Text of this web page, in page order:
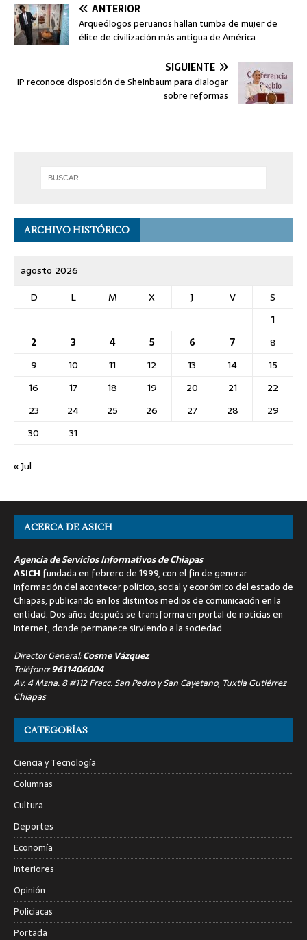
ANTERIOR
Arqueólogos peruanos hallan tumba de mujer de
élite de civilización más antigua de América
SIGUIENTE
IP reconoce disposición de Sheinbaum para dialogar
sobre reformas
ARCHIVO HISTÓRICO
agosto 2026
D
L M X J V
S
1
2
3 4 5 6 7
8
9
10 11 12 13 14
15
16
17 18 19 20 21
22
23
24 25 26 27 28
29
30
31
« Jul
ACERCA DE ASICH
Agencia de Servicios Informativos de Chiapas
ASICH fundada en febrero de 1999, con el fin de generar
información del acontecer político, social y económico del estado de
Chiapas, publicando en los distintos medios de comunicación en la
entidad. Dos años después se transforma en portal de noticias en
internet, donde permanece sirviendo a la sociedad.
Director General:Cosme Vázquez
Teléfono:9611406004
Av. 4 Mzna. 8 #112 Fracc. San Pedro y San Cayetano, Tuxtla Gutiérrez
Chiapas
CATEGORÍAS
Ciencia y Tecnología
Columnas
Cultura
Deportes
Economía
Interiores
Opinión
Policiacas
Portada